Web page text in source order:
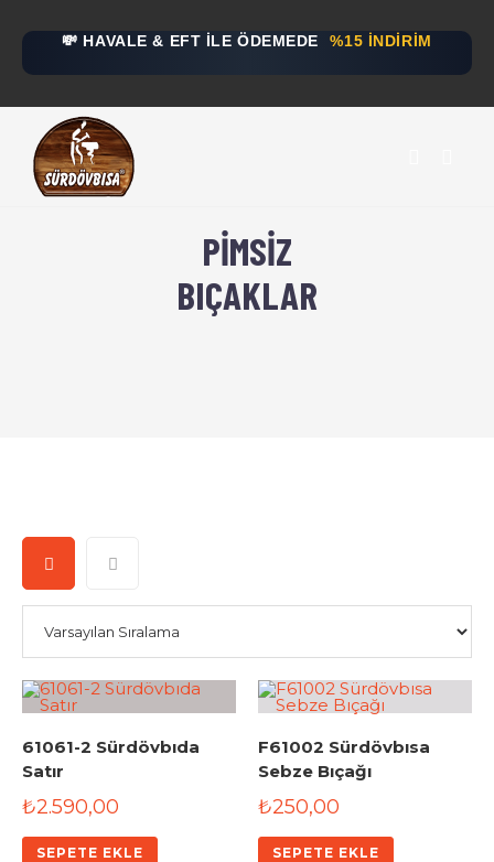
💸 HAVALE & EFT İLE ÖDEMEDE %15 İNDİRİM
PIMSIZ
BIÇAKLAR
61061-2 Sürdövbıda
Satır
₺2.590,00
SEPETE EKLE
F61002 Sürdövbısa
Sebze Bıçağı
₺250,00
SEPETE EKLE